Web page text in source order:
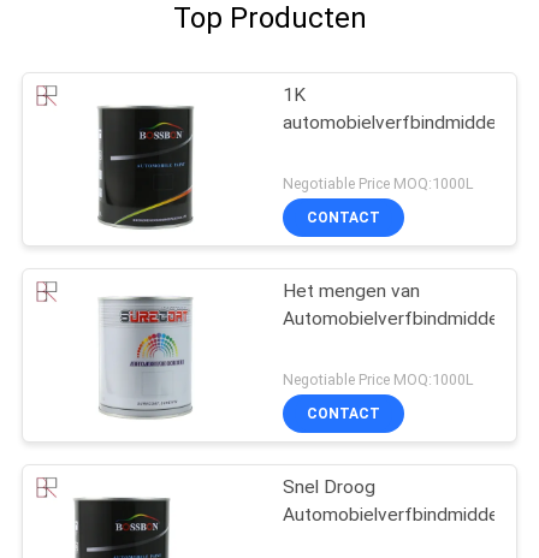
Top Producten
1K
automobielverfbindmiddel
Negotiable Price MOQ:1000L
CONTACT
Het mengen van
Automobielverfbindmiddel
Negotiable Price MOQ:1000L
CONTACT
Snel Droog
Automobielverfbindmiddel